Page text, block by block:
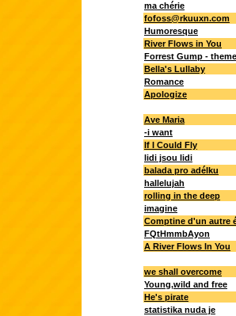
ma chérie
fofoss@rkuuxn.com
Humoresque
River Flows in You
Forrest Gump -
Bella's Lullaby
Romance
Apologize
Ave Maria
-i want
If I Could Fly
lidi jsou lidi
balada pro adélku
hallelujah
rolling in the deep
imagine
Comptine d'un autre
FQtHmmbAyon
A River Flows In You
we shall overcome
Young,wild and free
He's pirate
statistika nuda je